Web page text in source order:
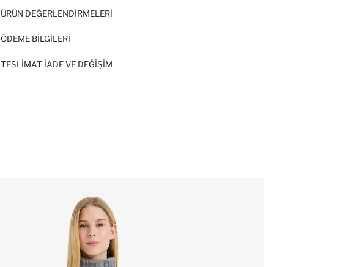
ÜRÜN DEĞERLENDİRMELERİ
ÖDEME BİLGİLERİ
TESLIMAT İADE VE DEĞIŞIM